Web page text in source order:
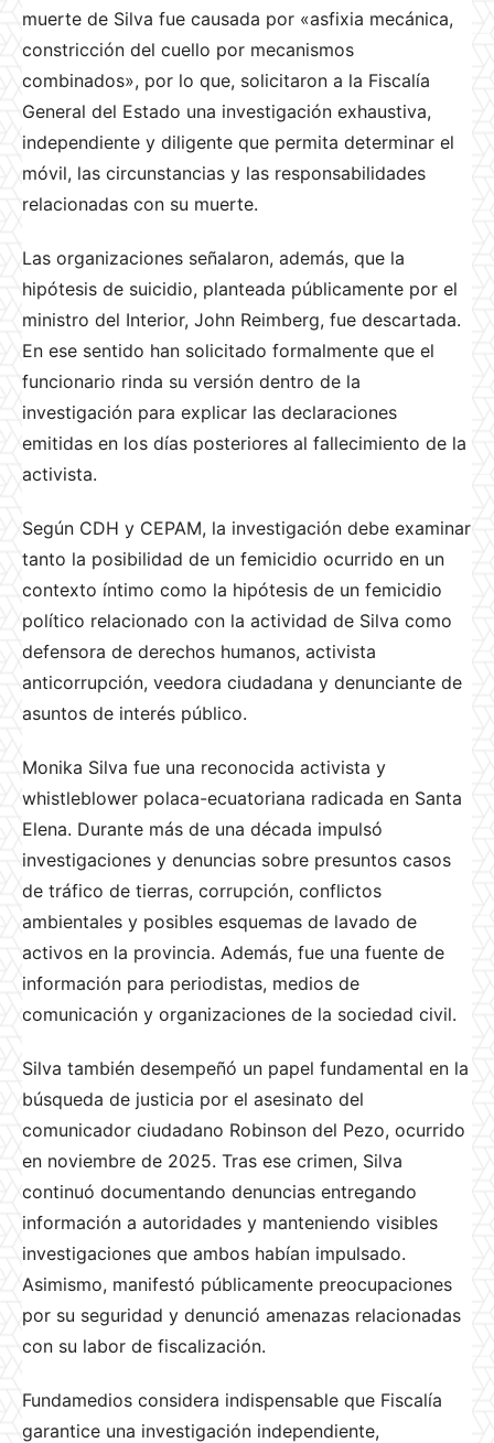
muerte de Silva fue causada por «asfixia mecánica,
constricción del cuello por mecanismos
combinados», por lo que, solicitaron a la Fiscalía
General del Estado una investigación exhaustiva,
independiente y diligente que permita determinar el
móvil, las circunstancias y las responsabilidades
relacionadas con su muerte.
Las organizaciones señalaron, además, que la
hipótesis de suicidio, planteada públicamente por el
ministro del Interior, John Reimberg, fue descartada.
En ese sentido han solicitado formalmente que el
funcionario rinda su versión dentro de la
investigación para explicar las declaraciones
emitidas en los días posteriores al fallecimiento de la
activista.
Según CDH y CEPAM, la investigación debe examinar
tanto la posibilidad de un femicidio ocurrido en un
contexto íntimo como la hipótesis de un femicidio
político relacionado con la actividad de Silva como
defensora de derechos humanos, activista
anticorrupción, veedora ciudadana y denunciante de
asuntos de interés público.
Monika Silva fue una reconocida activista y
whistleblower polaca-ecuatoriana radicada en Santa
Elena. Durante más de una década impulsó
investigaciones y denuncias sobre presuntos casos
de tráfico de tierras, corrupción, conflictos
ambientales y posibles esquemas de lavado de
activos en la provincia. Además, fue una fuente de
información para periodistas, medios de
comunicación y organizaciones de la sociedad civil.
Silva también desempeñó un papel fundamental en la
búsqueda de justicia por el asesinato del
comunicador ciudadano Robinson del Pezo, ocurrido
en noviembre de 2025. Tras ese crimen, Silva
continuó documentando denuncias entregando
información a autoridades y manteniendo visibles
investigaciones que ambos habían impulsado.
Asimismo, manifestó públicamente preocupaciones
por su seguridad y denunció amenazas relacionadas
con su labor de fiscalización.
Fundamedios considera indispensable que Fiscalía
garantice una investigación independiente,